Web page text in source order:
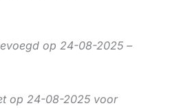
op 24-08-2025 –
op 24-08-2025 voor